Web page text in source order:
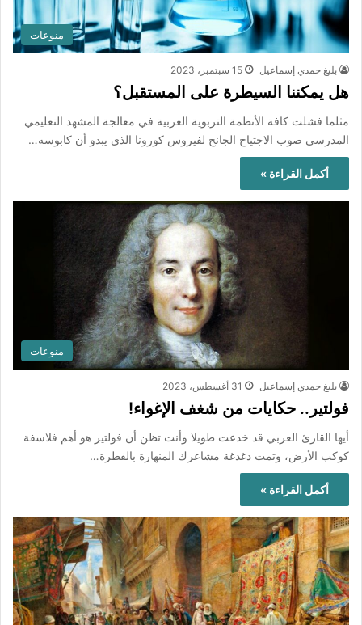
منوعات
بليغ حمدي إسماعيل 15 سبتمبر، 2023
هل يمكننا السيطرة على المستقبل؟
مثلما فشلت كافة الأنظمة التربوية العربية في معالجة المشهد التعليمي
المدرسي صوب الاجتياح الجانح لفيروس كورونا الذي يبدو أن كابوسه…
أكمل القراءة »
منوعات
بليغ حمدي إسماعيل 31 أغسطس، 2023
فولتير.. حكايات من شغف الإغواء!
أيها القارئ العربي قد خدعت طويلا وأنت تظن أن فولتير هو أهم فلاسفة
كوكب الأرض، وتمت دغدغة مشاعرك المنهارة بالفطرة…
أكمل القراءة »